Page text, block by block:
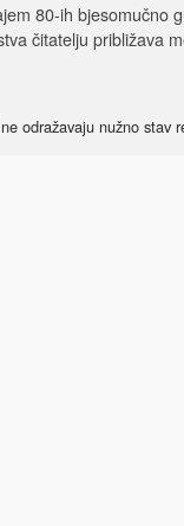
80-ih bjesomučno
čitatelju približava
odražavaju nužno stav